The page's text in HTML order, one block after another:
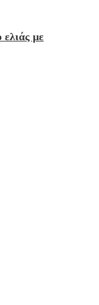
ελιάς με